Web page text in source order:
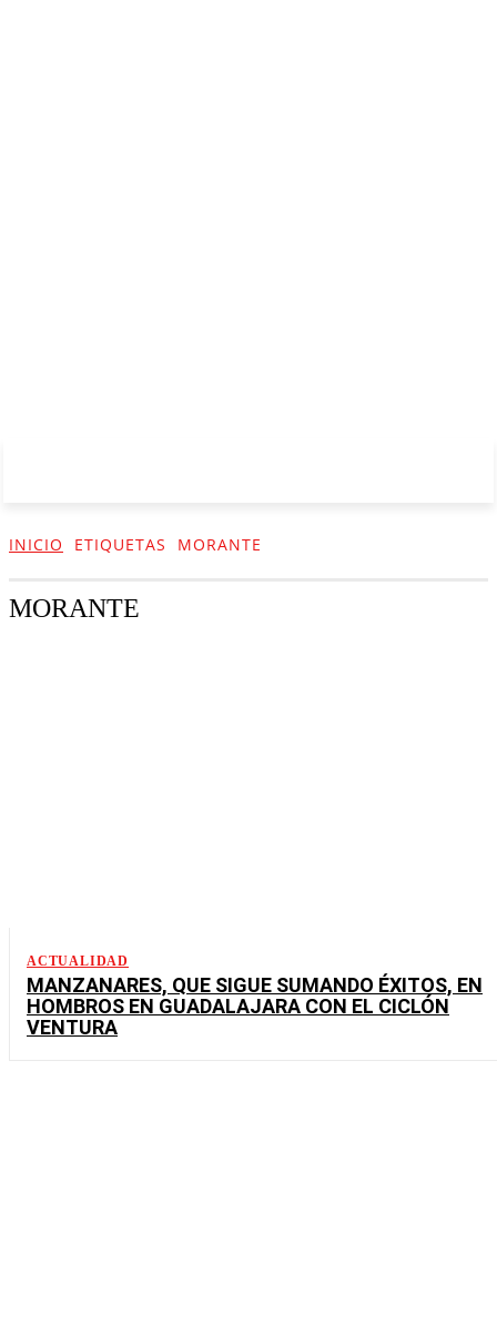
INICIO ETIQUETAS MORANTE
MORANTE
ACTUALIDAD
MANZANARES, QUE SIGUE SUMANDO ÉXITOS, EN
HOMBROS EN GUADALAJARA CON EL CICLÓN
VENTURA